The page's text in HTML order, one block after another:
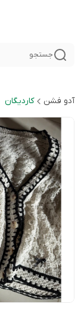
جستجو
آدو فشن كارديگان